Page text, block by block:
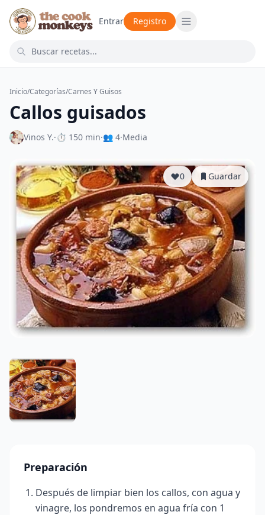
Entrar Registro
Inicio/Categorías/Carnes Y Guisos
Callos guisados
Vinos Y.·⏱ 150 min·👥 4·Media
0 Guardar
Preparación
Después de limpiar bien los callos, con agua y
vinagre, los pondremos en agua fría con 1